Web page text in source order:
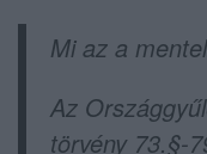
Mi az a
Az
törvény 73.§-